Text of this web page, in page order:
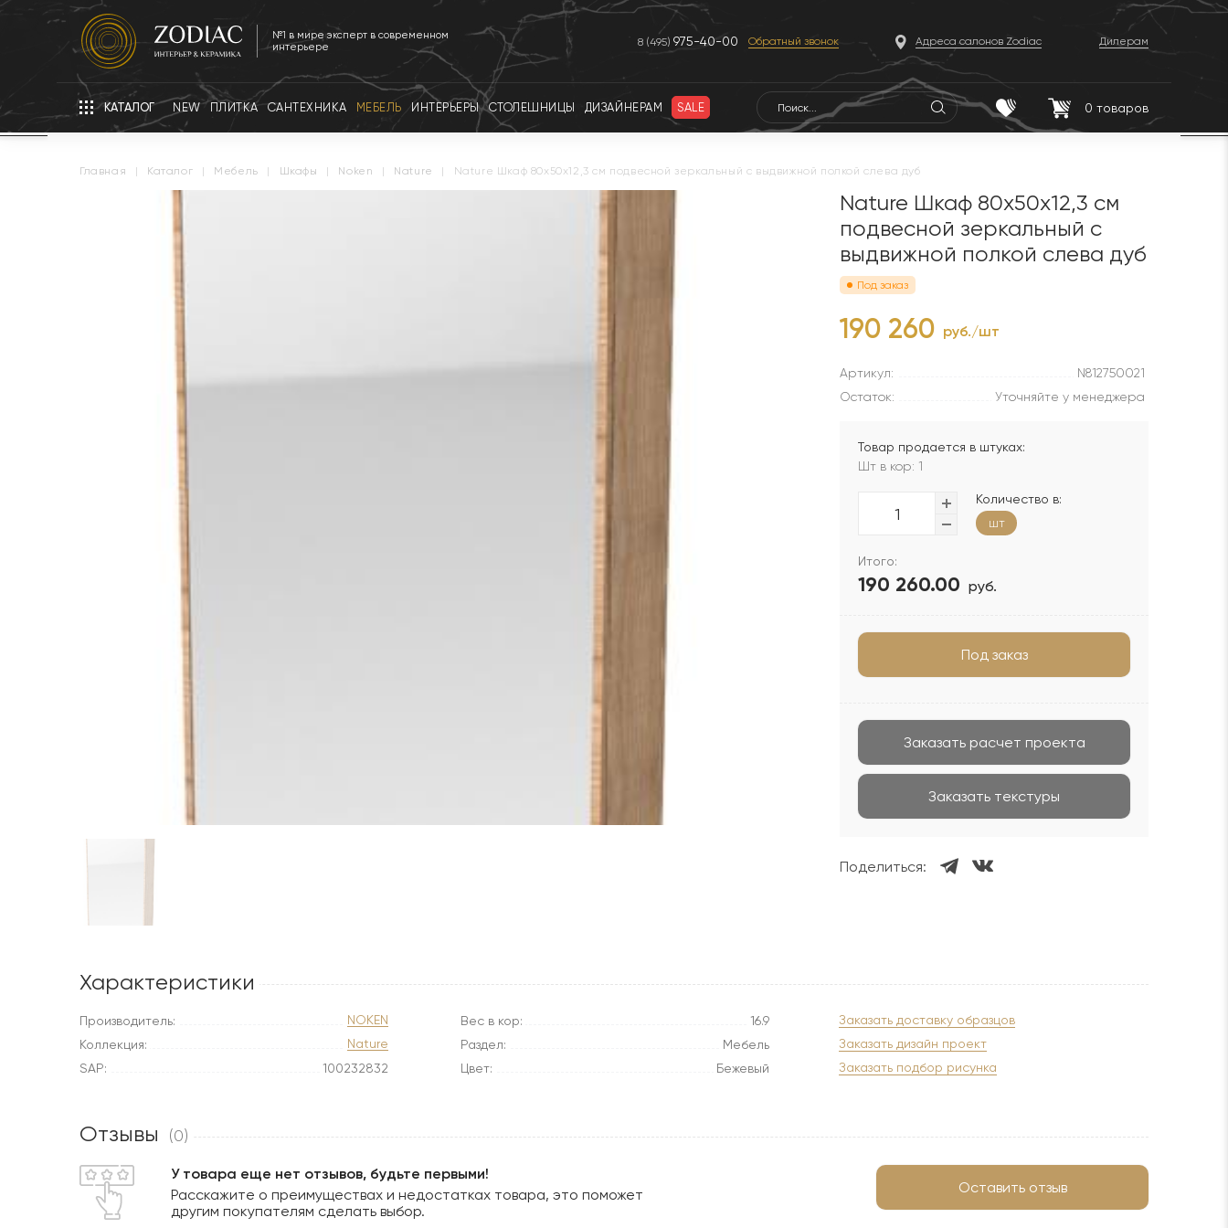
№1 в мире эксперт в современном
интерьере
8 (495) 975-40-00 Обратный звонок Адреса салонов Zodiac Дилерам
КАТАЛОГ NEW ПЛИТКА САНТЕХНИКА МЕБЕЛЬ ИНТЕРЬЕРЫ СТОЛЕШНИЦЫ ДИЗАЙНЕРАМ SALE 0 товаров
главная | каталог | мебель | шкафы | noken | nature | Nature Шкаф 80x50x12,3 см подвесной зеркальный с выдвижной полкой слева дуб
Nature Шкаф 80x50x12,3 см
подвесной зеркальный с
выдвижной полкой слева дуб
Под заказ
190 260 руб./шт
Артикул:
N812750021
Остаток:
Уточняйте у менеджера
Товар продается в штуках:
Шт в кор: 1
Количество в:
шт
Итого:
190 260.00 руб.
Под заказ
Заказать расчет проекта
Заказать текстуры
Поделиться:
Характеристики
Производитель:
NOKEN
Коллекция:
Nature
SAP:
100232832
Вес в кор:
16.9
Раздел:
Мебель
Цвет:
Бежевый
Заказать доставку образцов
Заказать дизайн проект
Заказать подбор рисунка
Отзывы (0)
У товара еще нет отзывов, будьте первыми!
Расскажите о преимуществах и недостатках товара, это поможет
другим покупателям сделать выбор.
Оставить отзыв